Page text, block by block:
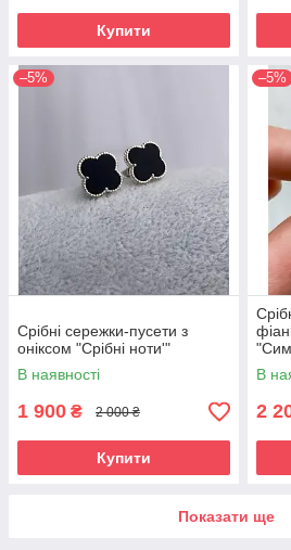
Купити
–5%
Срібні сережки-пусети з
оніксом "Срібні ноти'"
В наявності
1 900 ₴ 2 000 ₴
Купити
–5%
В
2
Показати ще